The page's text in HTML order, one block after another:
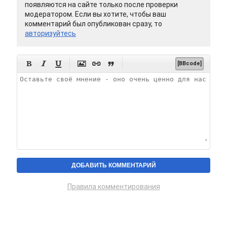
появляются на сайте только после проверки
модератором. Если вы хотите, чтобы ваш
комментарий был опубликован сразу, то
авторизуйтесь
      [BBcode]
Правила комментирования